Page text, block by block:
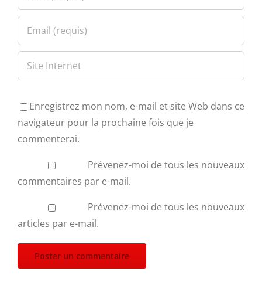
Enregistrez mon nom, e-mail et site Web dans ce
navigateur pour la prochaine fois que je
commenterai.
Prévenez-moi de tous les nouveaux
commentaires par e-mail.
Prévenez-moi de tous les nouveaux
articles par e-mail.